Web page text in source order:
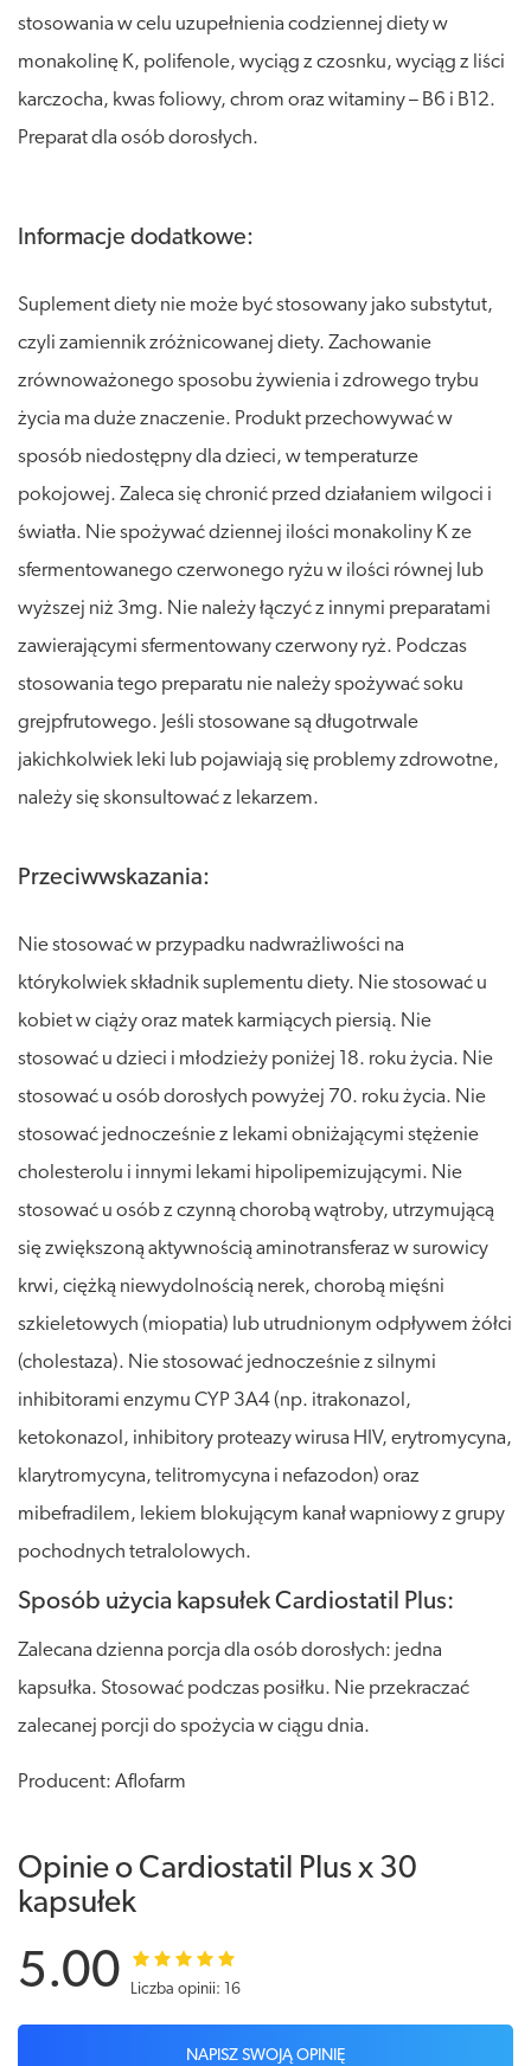
stosowania w celu uzupełnienia codziennej diety w
monakolinę K, polifenole, wyciąg z czosnku, wyciąg z liści
karczocha, kwas foliowy, chrom oraz witaminy – B6 i B12.
Preparat dla osób dorosłych.
Informacje dodatkowe:
Suplement diety nie może być stosowany jako substytut,
czyli zamiennik zróżnicowanej diety. Zachowanie
zrównoważonego sposobu żywienia i zdrowego trybu
życia ma duże znaczenie. Produkt przechowywać w
sposób niedostępny dla dzieci, w temperaturze
pokojowej. Zaleca się chronić przed działaniem wilgoci i
światła. Nie spożywać dziennej ilości monakoliny K ze
sfermentowanego czerwonego ryżu w ilości równej lub
wyższej niż 3mg. Nie należy łączyć z innymi preparatami
zawierającymi sfermentowany czerwony ryż. Podczas
stosowania tego preparatu nie należy spożywać soku
grejpfrutowego. Jeśli stosowane są długotrwale
jakichkolwiek leki lub pojawiają się problemy zdrowotne,
należy się skonsultować z lekarzem.
Przeciwwskazania:
Nie stosować w przypadku nadwrażliwości na
którykolwiek składnik suplementu diety. Nie stosować u
kobiet w ciąży oraz matek karmiących piersią. Nie
stosować u dzieci i młodzieży poniżej 18. roku życia. Nie
stosować u osób dorosłych powyżej 70. roku życia. Nie
stosować jednocześnie z lekami obniżającymi stężenie
cholesterolu i innymi lekami hipolipemizującymi. Nie
stosować u osób z czynną chorobą wątroby, utrzymującą
się zwiększoną aktywnością aminotransferaz w surowicy
krwi, ciężką niewydolnością nerek, chorobą mięśni
szkieletowych (miopatia) lub utrudnionym odpływem żółci
(cholestaza). Nie stosować jednocześnie z silnymi
inhibitorami enzymu CYP 3A4 (np. itrakonazol,
ketokonazol, inhibitory proteazy wirusa HIV, erytromycyna,
klarytromycyna, telitromycyna i nefazodon) oraz
mibefradilem, lekiem blokującym kanał wapniowy z grupy
pochodnych tetralolowych.
Sposób użycia kapsułek Cardiostatil Plus:
Zalecana dzienna porcja dla osób dorosłych: jedna
kapsułka. Stosować podczas posiłku. Nie przekraczać
zalecanej porcji do spożycia w ciągu dnia.
Producent: Aflofarm
Opinie o Cardiostatil Plus x 30
kapsułek
5.00 Liczba opinii: 16
NAPISZ SWOJĄ OPINIĘ